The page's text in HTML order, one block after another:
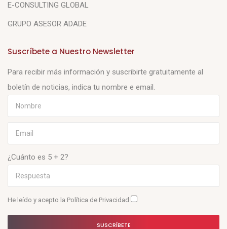
E-CONSULTING GLOBAL
GRUPO ASESOR ADADE
Suscríbete a Nuestro Newsletter
Para recibir más información y suscribirte gratuitamente al
boletín de noticias, indica tu nombre e email.
¿Cuánto es 5 + 2?
He leído y acepto la Política de Privacidad
SUSCRÍBETE